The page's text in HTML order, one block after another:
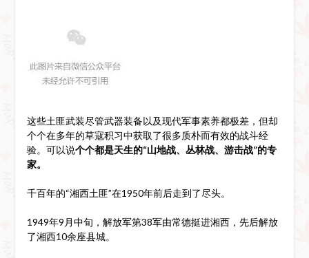
这些土匪武装尽管武器装备以及现代军事素养都极差，但却
个个在多年的草寇积习中获取了很多质朴而有效的战斗经
验。可以说个个都是天生的“山地战、丛林战、游击战”的专
家。
千百年的“湘西土匪”在1950年前后走到了尽头。
1949年9月中旬，解放军第38军由常德挺进湘西，先后解放
了湘西10余座县城。